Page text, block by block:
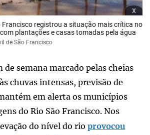
x
Francisco registrou a situação mais crítica no
plantações e casas tomadas pela água
de São Francisco
de semana marcado pelas cheias
chuvas intensas, previsão de
em alerta os municípios
do Rio São Francisco. Nos
do nível do rio provocou